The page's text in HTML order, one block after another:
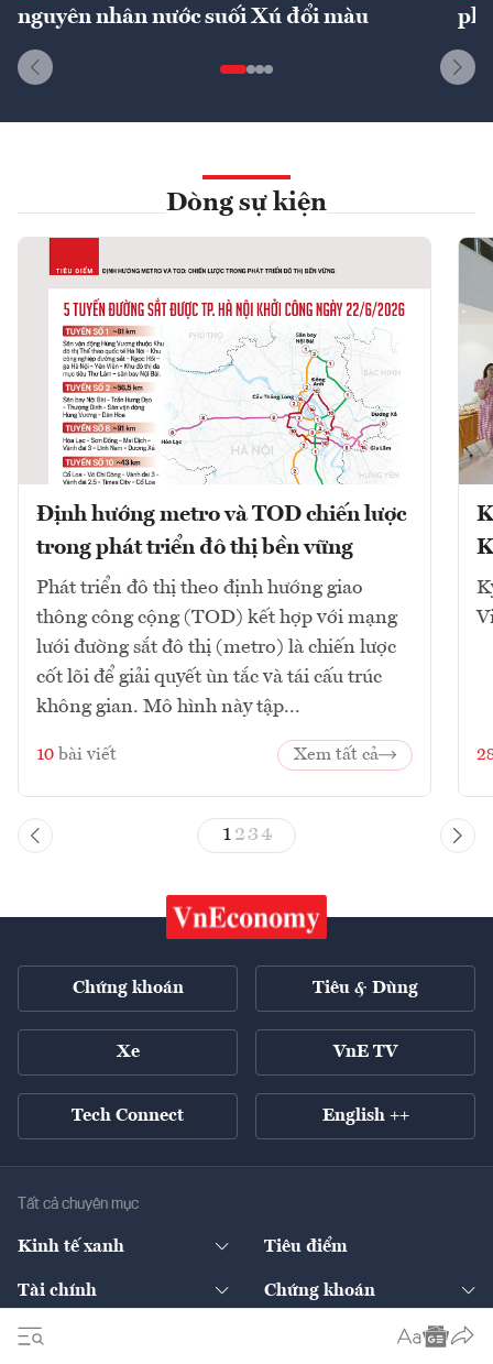
nguyên nhân nước suối Xú đổi màu
phí
Dòng sự kiện
Định hướng metro và TOD chiến lược
trong phát triển đô thị bền vững
Phát triển đô thị theo định hướng giao
thông công cộng (TOD) kết hợp với mạng
lưới đường sắt đô thị (metro) là chiến lược
cốt lõi để giải quyết ùn tắc và tái cấu trúc
không gian. Mô hình này tập...
10 bài viết Xem tất cả
1 23 4
Chứng khoán Tiêu & Dùng
Xe VnE TV
Tech Connect English ++
Tất cả chuyên mục
Kinh tế xanh Tiêu điểm
Tài chính Chứng khoán
Kinh tế số